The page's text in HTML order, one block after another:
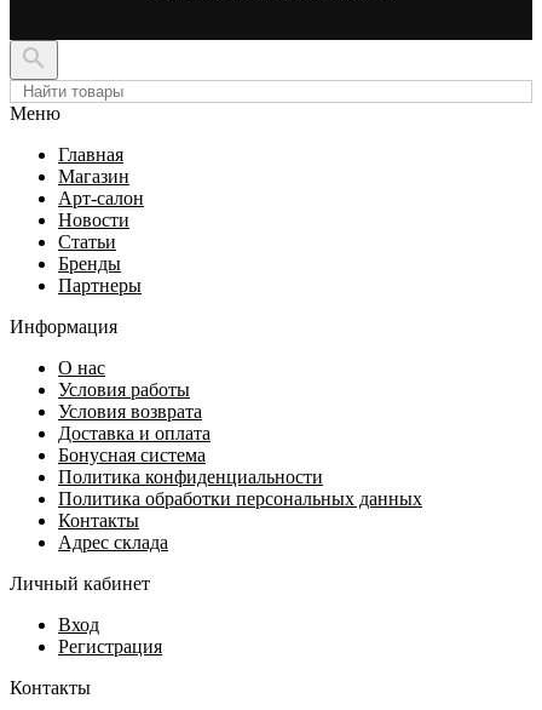

Меню
Главная
Магазин
Арт-салон
Новости
Статьи
Бренды
Партнеры
Информация
О нас
Условия работы
Условия возврата
Доставка и оплата
Бонусная система
Политика конфиденциальности
Политика обработки персональных данных
Контакты
Адрес склада
Личный кабинет
Вход
Регистрация
Контакты